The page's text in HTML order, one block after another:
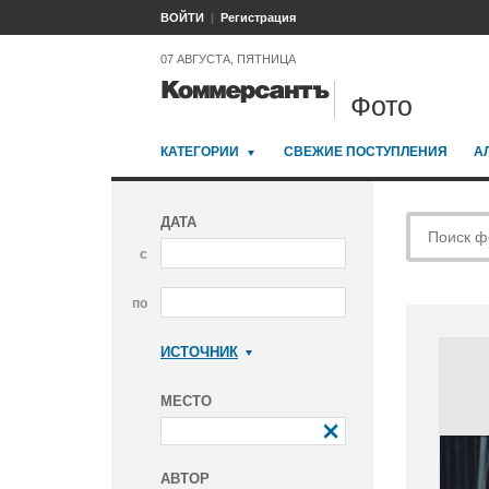
ВОЙТИ Регистрация
07 АВГУСТА, ПЯТНИЦА
Фото
КАТЕГОРИИ СВЕЖИЕ ПОСТУПЛЕНИЯ
ДАТА
с
по
ИСТОЧНИК
МЕСТО
АВТОР